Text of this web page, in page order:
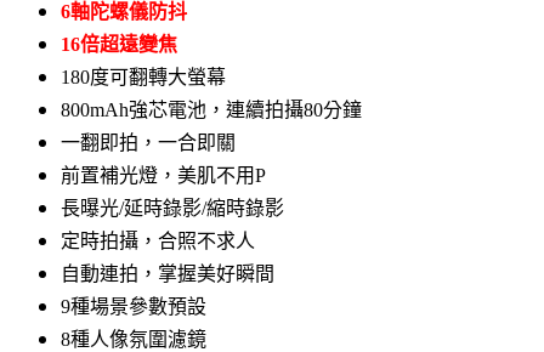
6軸陀螺儀防抖
16倍超遠變焦
180度可翻轉大螢幕
800mAh強芯電池，連續拍攝80分鐘
一翻即拍，一合即關
前置補光燈，美肌不用P
長曝光/延時錄影/縮時錄影
定時拍攝，合照不求人
自動連拍，掌握美好瞬間
9種場景參數預設
8種人像氛圍濾鏡